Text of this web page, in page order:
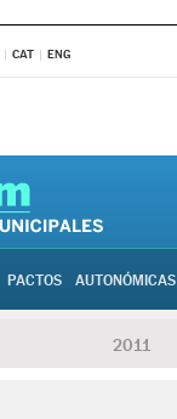
CAT ENG
PACTOS AUTONÓMICAS
2011